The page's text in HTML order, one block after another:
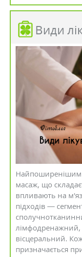
Види
Найпоширенішим
масаж, що
впливають на
підходів —
лімфодренажний,
вісцеральний.
призначається